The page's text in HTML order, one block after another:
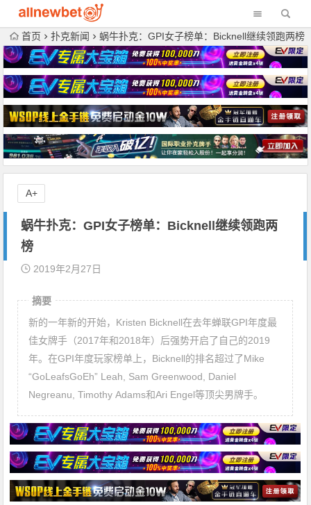
首页 扑克新闻 蜗牛扑克：GPI女子榜单：Bicknell继续领跑两榜
蜗牛扑克：GPI女子榜单：Bicknell继续领跑两
榜
2019年2月27日
摘要
新的一年新的开始，Kristen Bicknell在去年蝉联GPI年度最
佳女牌手（2017年和2018年）后强势开启了自己的2019
年。在GPI年度玩家榜单上，Bicknell的排名超过了Mike
“GoLeafsGoEh” Leah, Sam Greenwood, Daniel
Negreanu, Timothy Adams和Ari Engel等顶尖男牌手。
A+